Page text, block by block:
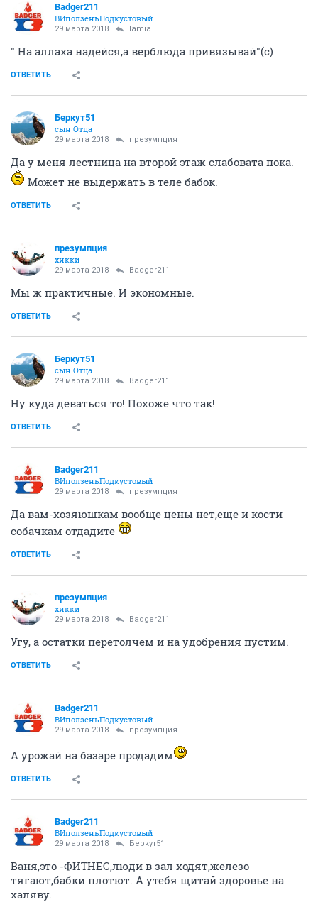
Badger211
ВИползеньПодкустовый
29 марта 2018 lamia
" На аллаха надейся,а верблюда привязывай"(с)
ОТВЕТИТЬ
Беркут51
сын Отца
29 марта 2018 презумпция
Да у меня лестница на второй этаж слабовата пока.
Может не выдержать в теле бабок.
ОТВЕТИТЬ
презумпция
хикки
29 марта 2018 Badger211
Мы ж практичные. И экономные.
ОТВЕТИТЬ
Беркут51
сын Отца
29 марта 2018 Badger211
Ну куда деваться то! Похоже что так!
ОТВЕТИТЬ
Badger211
ВИползеньПодкустовый
29 марта 2018 презумпция
Да вам-хозяюшкам вообще цены нет,еще и кости
собачкам отдадите
ОТВЕТИТЬ
презумпция
хикки
29 марта 2018 Badger211
Угу, а остатки перетолчем и на удобрения пустим.
ОТВЕТИТЬ
Badger211
ВИползеньПодкустовый
29 марта 2018 презумпция
А урожай на базаре продадим
ОТВЕТИТЬ
Badger211
ВИползеньПодкустовый
29 марта 2018 Беркут51
Ваня,это -ФИТНЕС,люди в зал ходят,железо
тягают,бабки плотют. А утебя щитай здоровье на
халяву.